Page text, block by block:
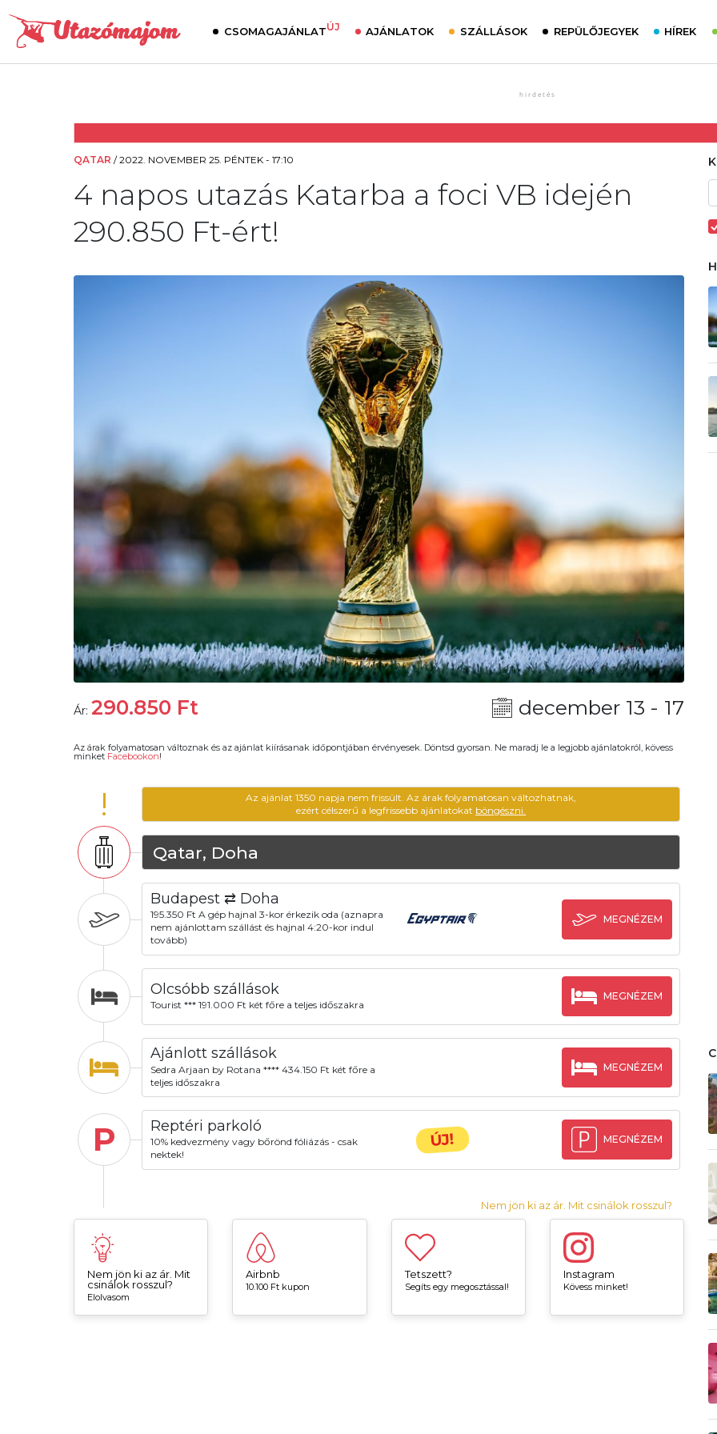
CSOMAGAJÁNLATÚJ AJÁNLATOK SZÁLLÁSOK REPÜLŐJEGYEK HÍREK
QATAR /2022. NOVEMBER 25. PÉNTEK - 17:10
4 napos utazás Katarba a foci VB idején
290.850 Ft-ért!
Ár: 290.850 Ft december 13 - 17
Az árak folyamatosan változnak és az ajánlat kiírásanak időpontjában érvényesek. Döntsd gyorsan. Ne maradj le a legjobb ajánlatokról, kövess
minket Facebookon!
!
Az ajánlat 1350 napja nem frissült. Az árak folyamatosan változhatnak,
ezért célszerű a legfrissebb ajánlatokat böngészni.
Qatar, Doha
Budapest ⇄ Doha
195.350 Ft A gép hajnal 3-kor érkezik oda (aznapra
nem ajánlottam szállást és hajnal 4:20-kor indul
tovább)
MEGNÉZEM
Olcsóbb szállások
Tourist *** 191.000 Ft két főre a teljes időszakra
MEGNÉZEM
Ajánlott szállások
Sedra Arjaan by Rotana **** 434.150 Ft két főre a
teljes időszakra
MEGNÉZEM
P Reptéri parkoló
10% kedvezmény vagy bőrönd fóliázás - csak
nektek!
ÚJ! MEGNÉZEM
Nem jön ki az ár. Mit csinálok rosszul?
Nem jön ki az ár. Mit
csinálok rosszul?
Elolvasom
Airbnb
10.100 Ft kupon
Tetszett?
Segíts egy megosztással!
Instagram
Kövess minket!